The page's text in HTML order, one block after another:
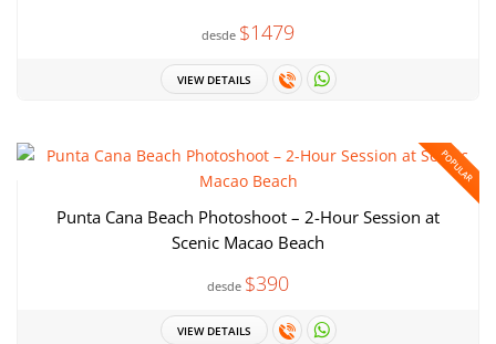
desde $1479
VIEW DETAILS
POPULAR
Punta Cana Beach Photoshoot – 2-Hour Session at
Scenic Macao Beach
desde $390
VIEW DETAILS